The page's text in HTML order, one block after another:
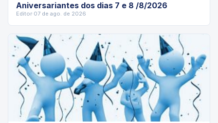
Aniversariantes dos dias 7 e 8 /8/2026
Editor·07 de ago. de 2026